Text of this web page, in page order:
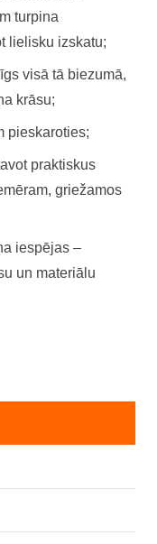
turpina
lielisku izskatu;
visā tā biezumā,
krāsu;
pieskaroties;
praktiskus
griežamos
iespējas –
un materiālu